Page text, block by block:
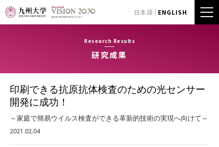
日本語 ENGLISH
Research Results
研究成果
印刷できる抗原抗体検査のための光センサー
開発に成功！
～家庭で簡易ウイルス検査ができる革新的技術の実現へ向けて～
2021.02.04